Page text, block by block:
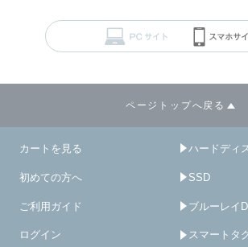
ページトップへ戻る
カートを見る
初めての方へ
ご利用ガイド
ログイン
ハードディ
SSD
ブルーレイ
スマートタ